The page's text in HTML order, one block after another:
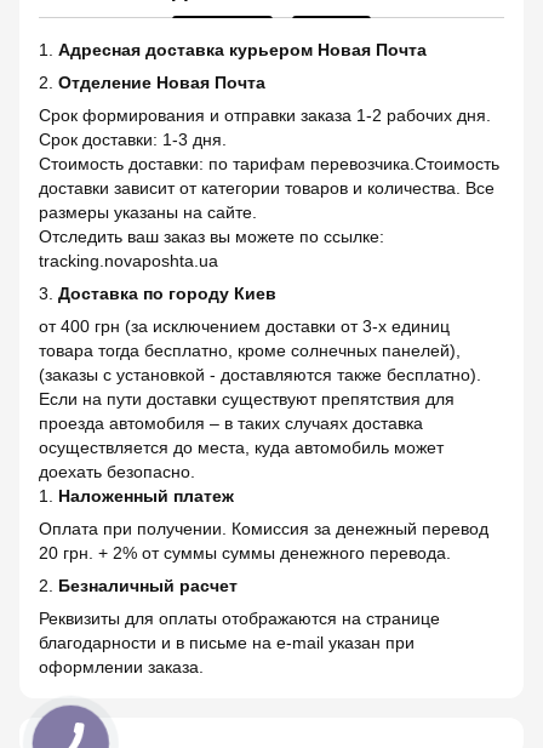
1. Адресная доставка курьером Новая Почта
2. Отделение Новая Почта
Срок формирования и отправки заказа 1-2 рабочих дня.
Срок доставки: 1-3 дня.
Стоимость доставки: по тарифам перевозчика.Стоимость
доставки зависит от категории товаров и количества. Все
размеры указаны на сайте.
Отследить ваш заказ вы можете по ссылке:
tracking.novaposhta.ua
3. Доставка по городу Киев
от 400 грн (за исключением доставки от 3-х единиц
товара тогда бесплатно, кроме солнечных панелей),
(заказы с установкой - доставляются также бесплатно).
Если на пути доставки существуют препятствия для
проезда автомобиля – в таких случаях доставка
осуществляется до места, куда автомобиль может
доехать безопасно.
1. Наложенный платеж
Оплата при получении. Комиссия за денежный перевод
20 грн. + 2% от суммы суммы денежного перевода.
2. Безналичный расчет
Реквизиты для оплаты отображаются на странице
благодарности и в письме на e-mail указан при
оформлении заказа.